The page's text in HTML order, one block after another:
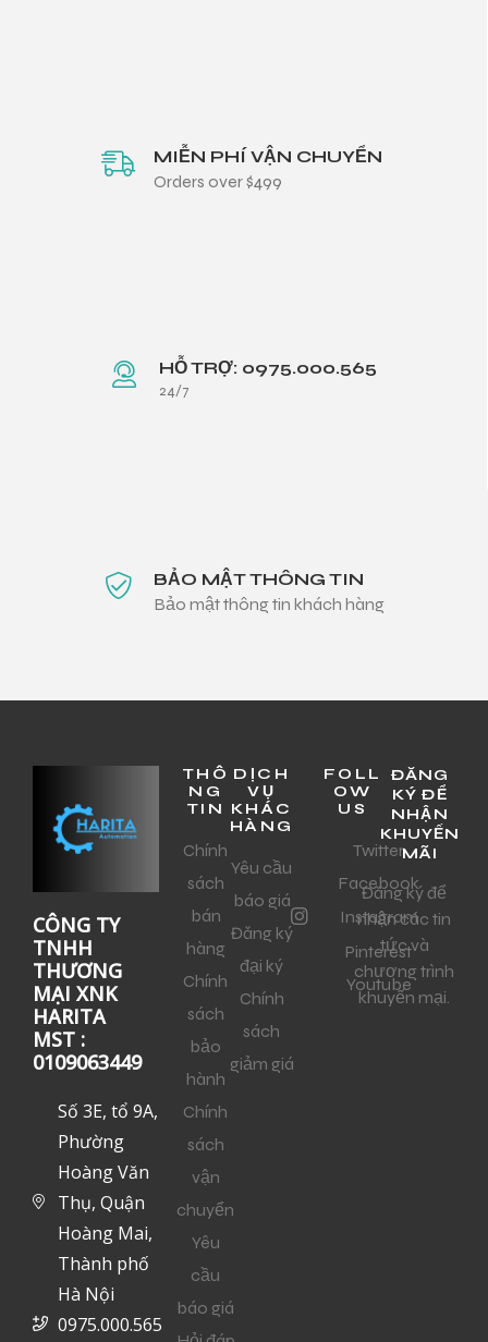
MIỄN PHÍ VẬN CHUYỂN
Orders over $499
HỖ TRỢ: 0975.000.565
24/7
BẢO MẬT THÔNG TIN
Bảo mật thông tin khách hàng
CÔNG TY
TNHH
THƯƠNG
MẠI XNK
HARITA
MST :
0109063449
Số 3E, tổ 9A,
Phường
Hoàng Văn
Thụ, Quận
Hoàng Mai,
Thành phố
Hà Nội
0975.000.565
THÔ
NG
TIN
Chính
sách
bán
hàng
Chính
sách
bảo
hành
Chính
sách
vận
chuyển
Yêu
cầu
báo giá
DỊCH
VỤ
KHÁC
HÀNG
Yêu cầu
báo giá
Đăng ký
đại ký
Chính
sách
giảm giá
FOLL
OW
US
Twitter
Facebook
Instagram
Pinterest
Youtube
ĐĂNG
KÝ ĐỂ
NHẬN
KHUYẾN
MÃI
Đăng ký để
nhận các tin
tức và
chương trình
khuyến mại.